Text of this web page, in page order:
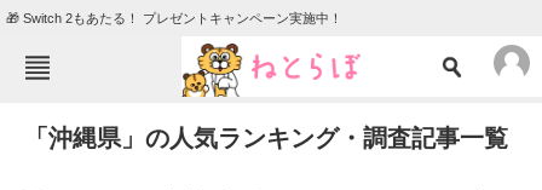
🎁 Switch 2もあたる！ プレゼントキャンペーン実施中！
TOP ニュース
「沖縄県」の人気ランキング・調査記事一覧